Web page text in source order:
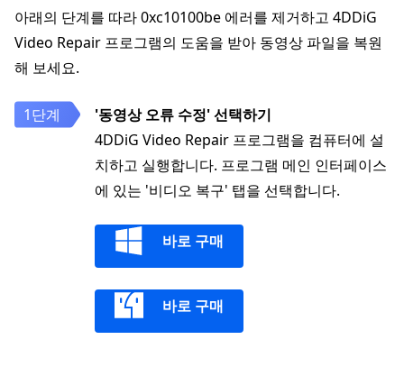
아래의 단계를 따라 0xc10100be 에러를 제거하고 4DDiG
Video Repair 프로그램의 도움을 받아 동영상 파일을 복원
해 보세요.
'동영상 오류 수정' 선택하기
4DDiG Video Repair 프로그램을 컴퓨터에 설
치하고 실행합니다. 프로그램 메인 인터페이스
에 있는 '비디오 복구' 탭을 선택합니다.
바로 구매
바로 구매